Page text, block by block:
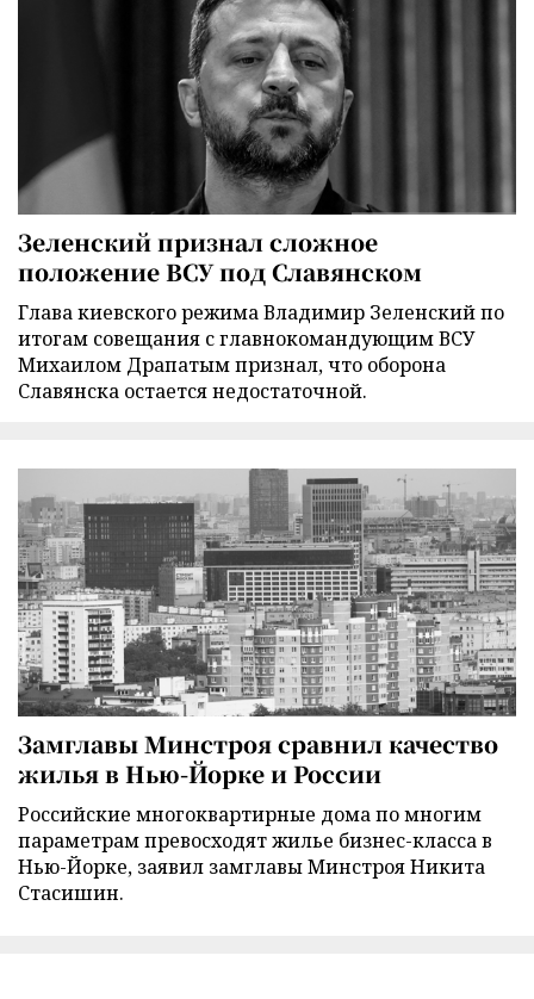
Зеленский признал сложное
положение ВСУ под Славянском
Глава киевского режима Владимир Зеленский по
итогам совещания с главнокомандующим ВСУ
Михаилом Драпатым признал, что оборона
Славянска остается недостаточной.
Замглавы Минстроя сравнил качество
жилья в Нью-Йорке и России
Российские многоквартирные дома по многим
параметрам превосходят жилье бизнес-класса в
Нью-Йорке, заявил замглавы Минстроя Никита
Стасишин.